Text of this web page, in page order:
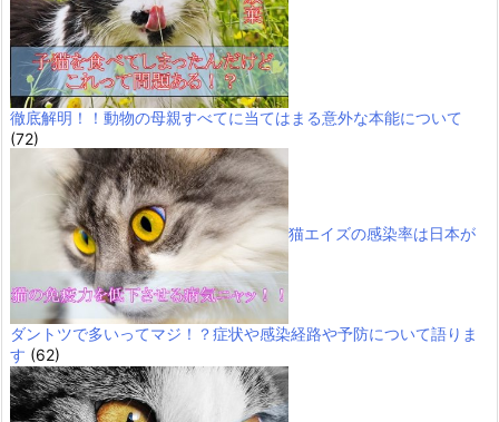
徹底解明！！動物の母親すべてに当てはまる意外な本能について
(72)
猫エイズの感染率は日本が
ダントツで多いってマジ！？症状や感染経路や予防について語りま
す (62)